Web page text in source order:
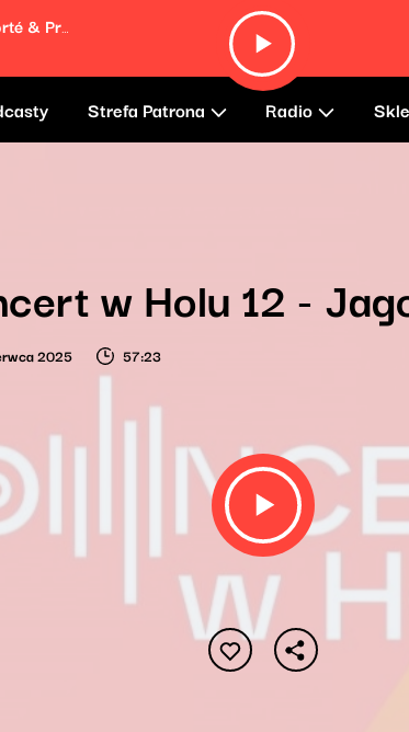
We Trying to Stay Alive (feat. John Forté & Pras)
Strefa Patrona Radio
w Holu 12 -
2025 57:23